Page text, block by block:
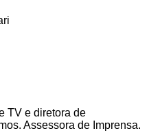
TV e diretora de
Assessora de Imprensa.